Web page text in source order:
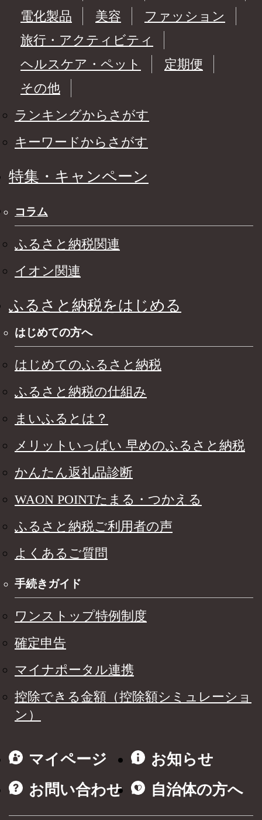
電化製品
美容
ファッション
旅行・アクティビティ
ヘルスケア・ペット
定期便
その他
ランキングからさがす
キーワードからさがす
特集・キャンペーン
コラム
ふるさと納税関連
イオン関連
ふるさと納税をはじめる
はじめての方へ
はじめてのふるさと納税
ふるさと納税の仕組み
まいふるとは？
メリットいっぱい 早めのふるさと納税
かんたん返礼品診断
WAON POINTたまる・つかえる
ふるさと納税ご利用者の声
よくあるご質問
手続きガイド
ワンストップ特例制度
確定申告
マイナポータル連携
控除できる金額（控除額シミュレーショ
ン）
マイページ
お知らせ
お問い合わせ
自治体の方へ